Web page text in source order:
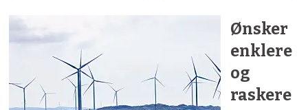
Ønsker
enklere
og
raskere